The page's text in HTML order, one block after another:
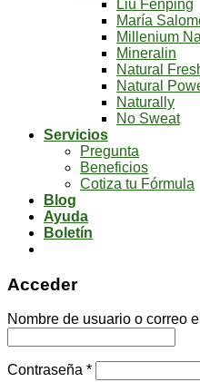
Liu Fenping
María
Millenium
Mineralin
Natural
Natural
Naturally
No Sweat
Servicios
Pregunta
Beneficios
Cotiza tu Fórmula
Blog
Ayuda
Boletín
Acceder
Nombre de usuario o correo
Contraseña *